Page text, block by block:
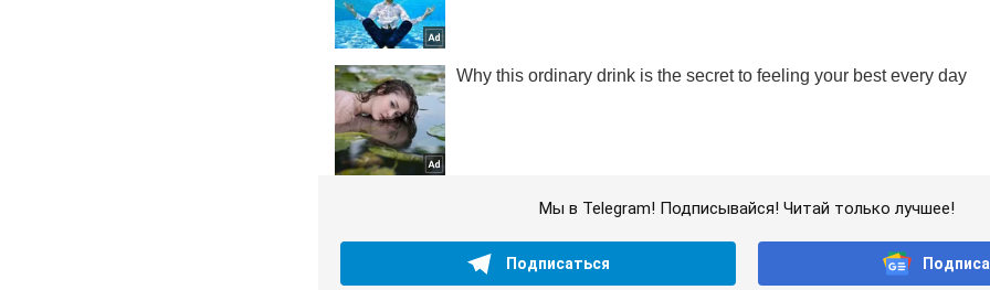
Мы в Telegram! Подписывайся! Читай только лучшее!
Подписаться